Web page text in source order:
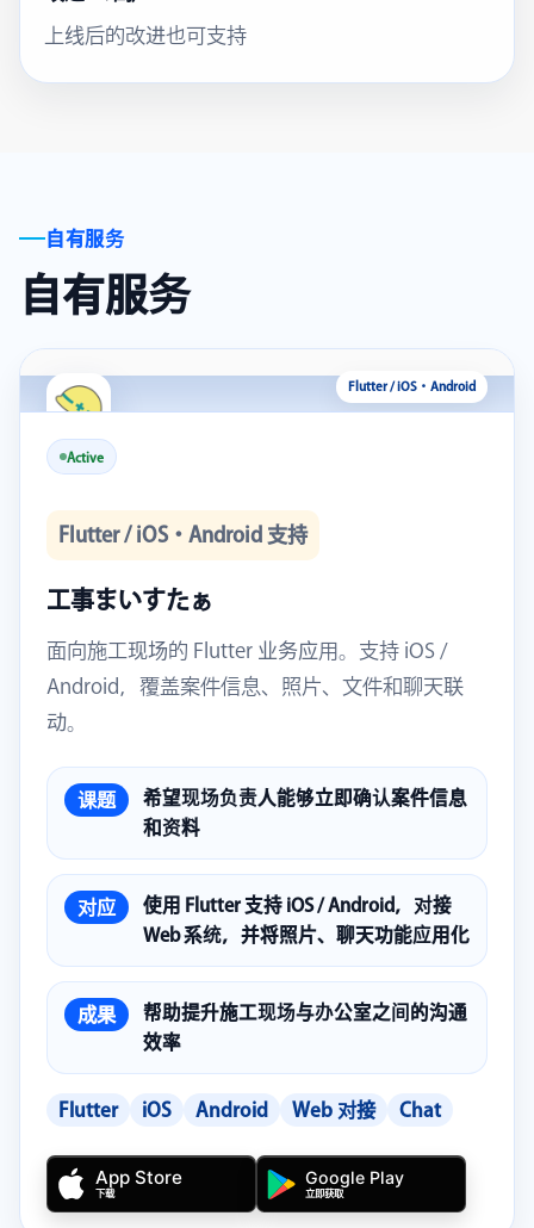
上线后的改进也可支持
自有服务
自有服务
Active
Flutter / iOS・Android 支持
工事まいすたぁ
面向施工现场的 Flutter 业务应用。支持 iOS /
Android，覆盖案件信息、照片、文件和聊天联
动。
课题
希望现场负责人能够立即确认案件信息
和资料
对应
使用 Flutter 支持 iOS / Android，对接
Web 系统，并将照片、聊天功能应用化
成果
帮助提升施工现场与办公室之间的沟通
效率
Flutter iOS Android Web 对接 Chat
App Store
下载
Google Play
立即获取